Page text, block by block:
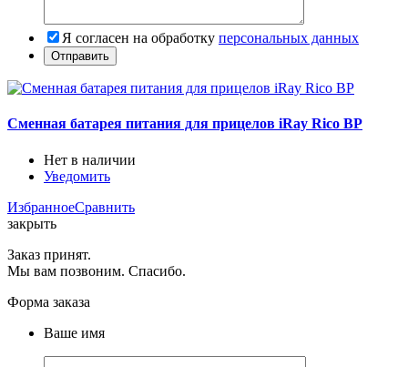
Я согласен на обработку персональных данных
Сменная батарея питания для прицелов iRay Rico BP
Нет в наличии
Уведомить
ИзбранноеСравнить
закрыть
Заказ принят.
Мы вам позвоним. Спасибо.
Форма заказа
Ваше имя